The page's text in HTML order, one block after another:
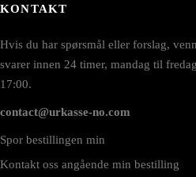
KONTAKT
Hvis du har spørsmål eller forslag,
svarer innen 24 timer, mandag til
17:00.
contact@urkasse-no.com
Spor bestillingen min
Kontakt oss angående min bestilling